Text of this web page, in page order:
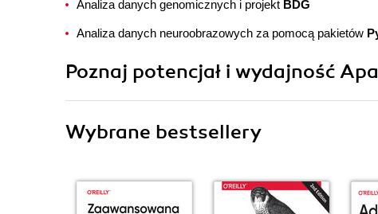
Analiza danych genomicznych i projekt BDG
Analiza danych neuroobrazowych za pomocą pakietów
Poznaj potencjał i wydajność
Wybrane bestsellery